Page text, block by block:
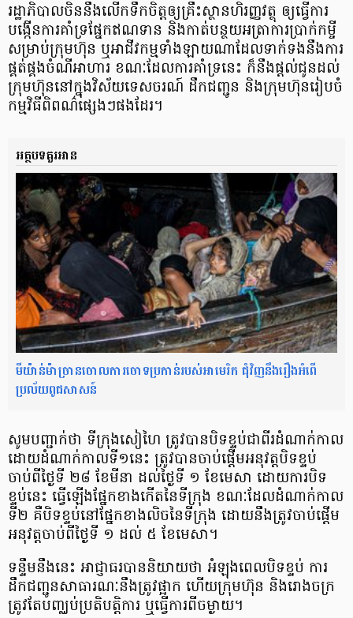
រដ្ឋាភិបាល​ចិន​នឹង​លើកទឹកចិត្ត​ឲ្យ​គ្រឹះស្ថាន​ហិរញ្ញវត្ថុ ឲ្យ​ធ្វើការ​
បង្កើន​ការ​គាំទ្រ​ផ្នែក​ឥណទាន និង​កាត់​បន្ថយ​អត្រា​ការ​ប្រាក់​កម្ចី
សម្រាប់​ក្រុមហ៊ុន ឬ​អាជីវកម្ម​ទាំងឡាយ​ណា​ដែល​ទាក់ទង​នឹង​ការ​
ផ្គត់​ផ្គង​ចំណីអាហារ ខណៈ​ដែល​ការ​គាំទ្រ​នេះ ក៏​នឹង​ផ្ដល់​ជូន​ដល់​
ក្រុមហ៊ុន​នៅ​ក្នុង​វិស័យ​ទេសចរណ៍ ដឹក​ជញ្ជូន និង​ក្រុមហ៊ុន​រៀបចំ​
កម្មវិធី​ពិ​ពណ៌​ផ្សេង​ៗ​ផង​ដែរ​។
អត្ថបទគួរអាន
មីយ៉ាន់ម៉ាច្រានចោលការចោទប្រកាន់របស់អាមេរិក ជុំវិញនឹងរឿងអំពើ
ប្រល័យពូជសាសន៍
សូម​បញ្ជាក់​ថា ទីក្រុង​សៀ​ហៃ ត្រូវ​បាន​បិទ​ខ្ទប់​ជា​ពីរ​ដំណាក់កាល
ដោយ​ដំណាក់កាល​ទី​១​នេះ ត្រូវ​បាន​ចាប់ផ្ដើម​អនុវត្ត​បិទ​ខ្ទប់
ចាប់ពី​ថ្ងៃ​ទី ២៨ ខែមីនា ដល់​ថ្ងៃ​ទី ១ ខែមេសា ដោយ​ការ​បិទ​
ខ្ទប់​នេះ ធ្វើ​ឡើង​ផ្នែក​ខាងកើត​នៃ​ទីក្រុង ខណៈ​ដែល​ដំណាក់កាល​
ទី​២ គឺ​បិទ​ខ្ទប់​នៅ​ផ្នែក​ខាងលិច​នៃ​ទីក្រុង ដោយ​នឹង​ត្រូវ​ចាប់ផ្ដើម​
អនុវត្ត​ចាប់ពី​ថ្ងៃ​ទី ១ ដល់ ៥ ខែមេសា​។
ទន្ទឹម​នឹង​នេះ អាជ្ញាធរ​បាន​និយាយ​ថា អំឡុង​ពេល​បិទ​ខ្ទប់ ការ​
ដឹក​ជញ្ជូន​សាធារណៈ​នឹង​ត្រូវ​ផ្អាក ហើយ​ក្រុមហ៊ុន និង​រោងចក្រ​
ត្រូវ​តែ​បញ្ឈប់​ប្រតិបត្តិការ ឬ​ធ្វើការ​ពី​ចម្ងាយ​។